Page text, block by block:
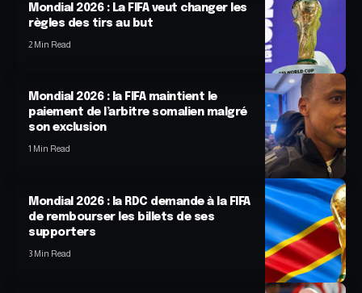
Mondial 2026 : La FIFA veut changer les
règles des tirs au but
2 Min Read
Mondial 2026 : la FIFA maintient le
paiement de l’arbitre somalien malgré
son exclusion
1 Min Read
Mondial 2026 : la RDC demande à la FIFA
de rembourser les billets de ses
supporters
3 Min Read